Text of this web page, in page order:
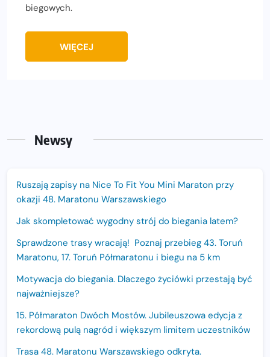
biegowych.
WIĘCEJ
Newsy
Ruszają zapisy na Nice To Fit You Mini Maraton przy
okazji 48. Maratonu Warszawskiego
Jak skompletować wygodny strój do biegania latem?
Sprawdzone trasy wracają! Poznaj przebieg 43. Toruń
Maratonu, 17. Toruń Półmaratonu i biegu na 5 km
Motywacja do biegania. Dlaczego życiówki przestają być
najważniejsze?
15. Półmaraton Dwóch Mostów. Jubileuszowa edycja z
rekordową pulą nagród i większym limitem uczestników
Trasa 48. Maratonu Warszawskiego odkryta.